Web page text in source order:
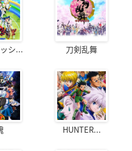
シ... 刀剣乱舞
HUNTER...